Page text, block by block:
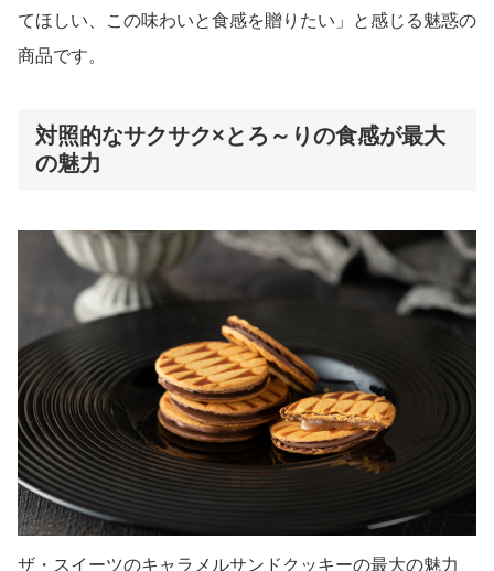
てほしい、この味わいと食感を贈りたい」と感じる魅惑の
商品です。
対照的なサクサク×とろ～りの食感が最大
の魅力
ザ・スイーツのキャラメルサンドクッキーの最大の魅力